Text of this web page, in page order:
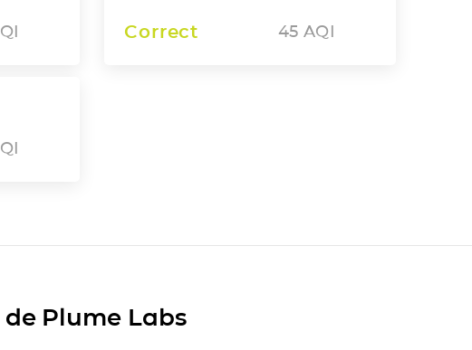
Correct 45 AQI
Plume Labs